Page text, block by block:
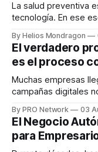
La salud preventiva
tecnología. En ese
dispositivos
en tiempo real para
decisiones sobre su
responder
By Helios Mondragon
El verdadero
es el proceso
Muchas empresas
campañas digitales
INTERIUS, el problema
una entrevista para el
marketing digital
By PRO Network 03
El Negocio
para